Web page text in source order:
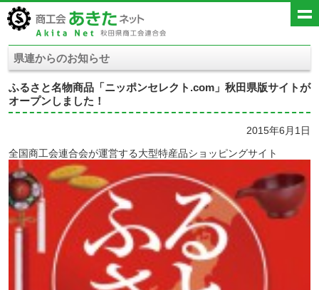
県連からのお知らせ
ふるさと名物商品「ニッポンセレクト.com」秋田県版サイトが
オープンしました！
2015年6月1日
全国商工会連合会が運営する大型特産品ショッピングサイト